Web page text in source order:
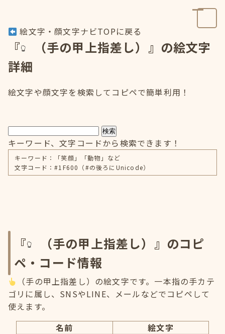
絵文字・顔文字ナビTOPに戻る
『
（手の甲上指差し）』の絵文字
詳細
絵文字や顔文字を検索してコピペで簡単利用！
検索
キーワード、文字コードから検索できます！
キーワード：「笑顔」「動物」など
文字コード：#1F600（#の後ろにUnicode）
『
（手の甲上指差し）』のコピ
ペ・コード情報
（手の甲上指差し）の絵文字です。一本指の手カテ
ゴリに属し、SNSやLINE、メールなどでコピペして
使えます。
名前
絵文字